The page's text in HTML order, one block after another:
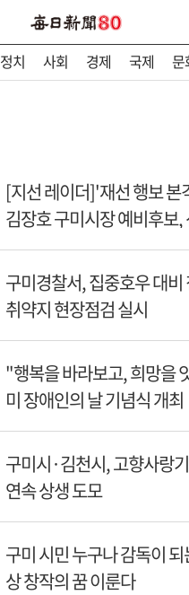
정치 사회 경제 국제 문
[지선 레이더]'재선 행보 본
김장호 구미시장 예비후보
개소
구미경찰서, 집중호우 대비
취약지 현장점검 실시
"행복을 바라보고, 희망
미 장애인의 날 기념식 개최
구미시·김천시, 고향사랑
연속 상생 도모
구미 시민 누구나 감독이
상 창작의 꿈 이룬다